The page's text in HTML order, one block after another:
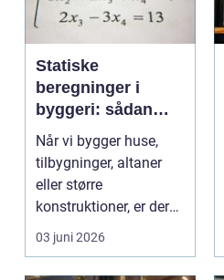
Statiske
beregninger i
byggeri: sådan
skaber de
sikkerhed og
tryghed
Når vi bygger huse,
tilbygninger, altaner
eller større
konstruktioner, er der
én ting, der altid ska...
03 juni 2026